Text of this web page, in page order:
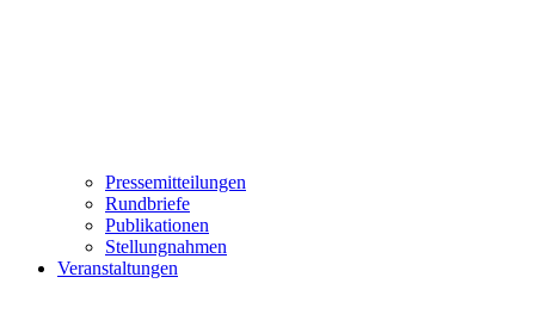
Pressemitteilungen
Rundbriefe
Publikationen
Stellungnahmen
Veranstaltungen